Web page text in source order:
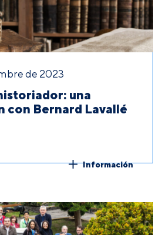
de 2023
una
con Bernard Lavallé
Información